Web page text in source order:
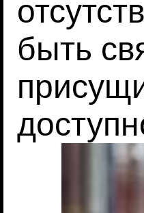
быть